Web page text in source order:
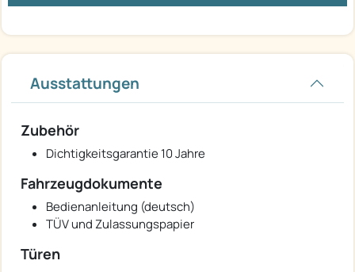
Ausstattungen
Zubehör
Dichtigkeitsgarantie 10 Jahre
Fahrzeugdokumente
Bedienanleitung (deutsch)
TÜV und Zulassungspapier
Türen